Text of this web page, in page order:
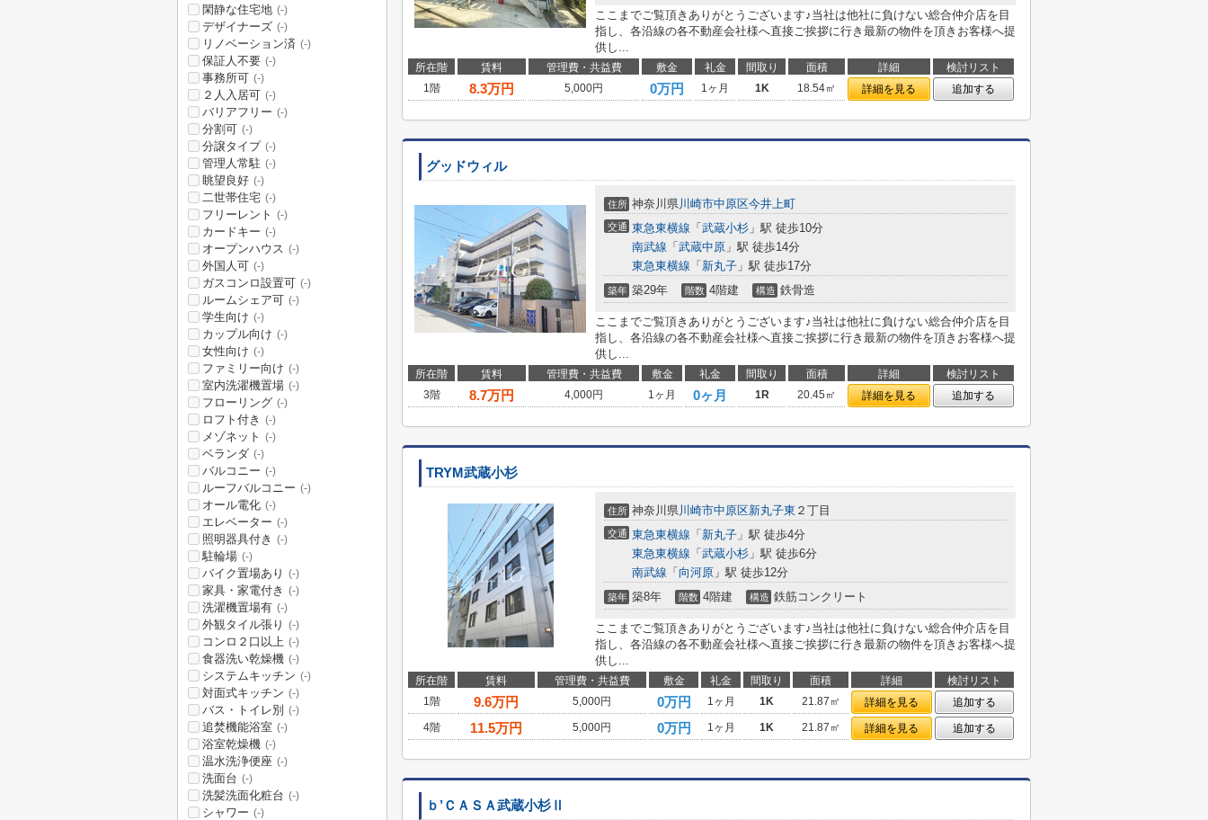
ここまでご覧頂きありがとうございます♪当社は他社に負けない総合仲介店を目
指し、各沿線の各不動産会社様へ直接ご挨拶に行き最新の物件を頂きお客様へ提
供し...
所在階 賃料 管理費・共益費 敷金 礼金 間取り 面積 詳細
検討リスト
1階
8.3万円 5,000円 0万円 1ヶ月 1K 18.54㎡ 詳細を見る 追加する
グッドウィル
住所 神奈川県川崎市中原区今井上町
交通 東急東横線 「 武蔵小杉 」駅 徒歩10分
南武線 「 武蔵中原 」駅 徒歩14分
東急東横線 「 新丸子 」駅 徒歩17分
築年 築29年 階数 4階建 構造 鉄骨造
ここまでご覧頂きありがとうございます♪当社は他社に負けない総合仲介店を目
指し、各沿線の各不動産会社様へ直接ご挨拶に行き最新の物件を頂きお客様へ提
供し...
所在階 賃料 管理費・共益費 敷金 礼金 間取り 面積 詳細
検討リスト
3階
8.7万円 4,000円 1ヶ月 0ヶ月 1R 20.45㎡ 詳細を見る 追加する
TRYM武蔵小杉
住所 神奈川県川崎市中原区新丸子東 ２丁目
交通 東急東横線 「 新丸子 」駅 徒歩4分
東急東横線 「 武蔵小杉 」駅 徒歩6分
南武線 「 向河原 」駅 徒歩12分
築年 築8年 階数 4階建 構造 鉄筋コンクリート
ここまでご覧頂きありがとうございます♪当社は他社に負けない総合仲介店を目
指し、各沿線の各不動産会社様へ直接ご挨拶に行き最新の物件を頂きお客様へ提
供し...
所在階 賃料 管理費・共益費 敷金 礼金 間取り 面積 詳細
検討リスト
1階
9.6万円 5,000円 0万円 1ヶ月 1K 21.87㎡ 詳細を見る
追加する
4階
11.5万円 5,000円 0万円 1ヶ月 1K 21.87㎡ 詳細を見る 追加する
ｂ’ＣＡＳＡ武蔵小杉Ⅱ
閑静な住宅地 (-)
デザイナーズ (-)
リノベーション済 (-)
保証人不要 (-)
事務所可 (-)
２人入居可 (-)
バリアフリー (-)
分割可 (-)
分譲タイプ (-)
管理人常駐 (-)
眺望良好 (-)
二世帯住宅 (-)
フリーレント (-)
カードキー (-)
オープンハウス (-)
外国人可 (-)
ガスコンロ設置可 (-)
ルームシェア可 (-)
学生向け (-)
カップル向け (-)
女性向け (-)
ファミリー向け (-)
室内洗濯機置場 (-)
フローリング (-)
ロフト付き (-)
メゾネット (-)
ベランダ (-)
バルコニー (-)
ルーフバルコニー (-)
オール電化 (-)
エレベーター (-)
照明器具付き (-)
駐輪場 (-)
バイク置場あり (-)
家具・家電付き (-)
洗濯機置場有 (-)
外観タイル張り (-)
コンロ２口以上 (-)
食器洗い乾燥機 (-)
システムキッチン (-)
対面式キッチン (-)
バス・トイレ別 (-)
追焚機能浴室 (-)
浴室乾燥機 (-)
温水洗浄便座 (-)
洗面台 (-)
洗髪洗面化粧台 (-)
シャワー (-)